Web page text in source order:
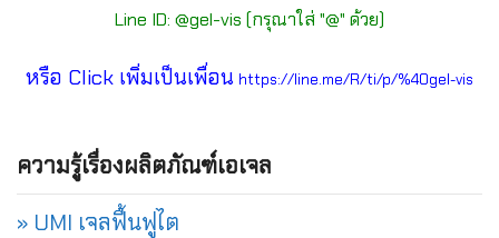
Line ID: @gel-vis (กรุณาใส่ "@" ด้วย)
หรือ Click เพิ่มเป็นเพื่อน https://line.me/R/ti/p/%40gel-vis
ความรู้เรื่องผลิตภัณฑ์เอเจล
» UMI เจลฟื้นฟูไต